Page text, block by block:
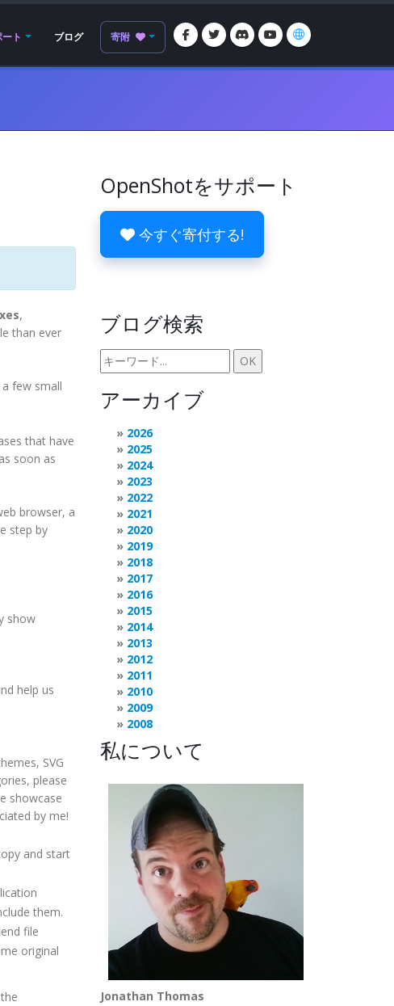
ト ブログ 寄附
,
than ever
few small
that have
soon as
browser, a
step by
show
help us
SVG
please
showcase
by me!
and start
them.
file
original
OpenShotをサポート
今すぐ寄付する!
ブログ検索
アーカイブ
2026
2025
2024
2023
2022
2021
2020
2019
2018
2017
2016
2015
2014
2013
2012
2011
2010
2009
2008
私について
Jonathan Thomas